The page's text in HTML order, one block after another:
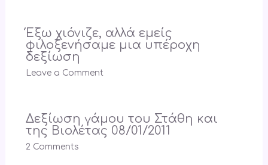
Έξω χιόνιζε, αλλά εμείς
φιλοξενήσαμε μια υπέροχη
δεξίωση
Leave a Comment
Δεξίωση γάμου του Στάθη και
της Βιολέτας 08/01/2011
2 Comments